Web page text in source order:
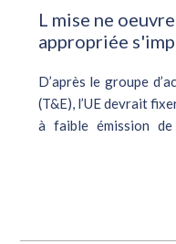
L mise ne
appropriée
D’après le groupe
(T&E), l’UE devrait
à faible émission